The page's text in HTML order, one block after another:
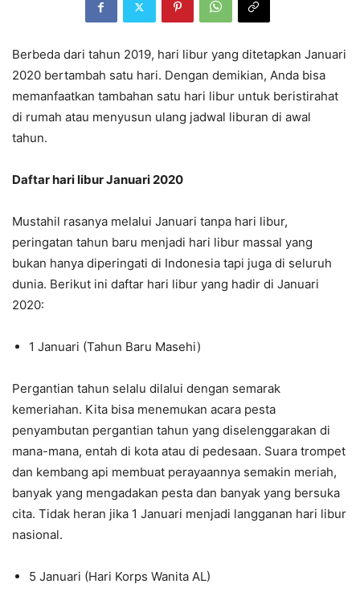
Berbeda dari tahun 2019, hari libur yang ditetapkan Januari
2020 bertambah satu hari. Dengan demikian, Anda bisa
memanfaatkan tambahan satu hari libur untuk beristirahat
di rumah atau menyusun ulang jadwal liburan di awal
tahun.
Daftar hari libur Januari 2020
Mustahil rasanya melalui Januari tanpa hari libur,
peringatan tahun baru menjadi hari libur massal yang
bukan hanya diperingati di Indonesia tapi juga di seluruh
dunia. Berikut ini daftar hari libur yang hadir di Januari
2020:
1 Januari (Tahun Baru Masehi)
Pergantian tahun selalu dilalui dengan semarak
kemeriahan. Kita bisa menemukan acara pesta
penyambutan pergantian tahun yang diselenggarakan di
mana-mana, entah di kota atau di pedesaan. Suara trompet
dan kembang api membuat perayaannya semakin meriah,
banyak yang mengadakan pesta dan banyak yang bersuka
cita. Tidak heran jika 1 Januari menjadi langganan hari libur
nasional.
5 Januari (Hari Korps Wanita AL)